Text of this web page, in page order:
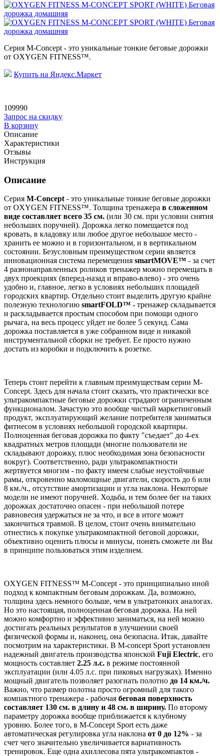
Серия M-Concept - это уникальные тонкие беговые дорожки
от OXYGEN FITNESS™.
Купить на Яндекс.Маркет
109990
Запрос на скидку
В корзину
Описание
Характеристики
Отзывы
Инструкция
Описание
Серия M-Concept - это уникальные тонкие беговые дорожки
от OXYGEN FITNESS™. Толщина тренажера в сложенном
виде составляет всего 35 см. (или 30 см. при условии снятия
небольших поручней). Дорожка легко помещается под
кровать, в кладовку или любое другое небольшое место -
хранить ее можно и в горизонтальном, и в вертикальном
состоянии. Безусловным преимуществом серии является
инновационная система перемещения smartMOVE™ - за счет
4 разнонаправленных роликов тренажер можно перемещать в
двух проекциях (вперед-назад и вправо-влево) - это очень
удобно и, главное, легко в условиях небольших площадей
городских квартир. Отдельно стоит выделить другую крайне
полезную технологию smartFOLD™ - тренажер складывается
и раскладывается простым способом при помощи одного
рычага, на весь процесс уйдет не более 5 секунд. Сама
дорожка поставляется в уже собранном виде и никакой
инструментальной сборки не требует. Ее просто нужно
достать из коробки и подключить к розетке.
Теперь стоит перейти к главным преимуществам серии M-
Concept. Здесь для начала стоит сказать, что практически все
ультракомпактные беговые дорожки страдают ограниченным
функционалом. Зачастую это вообще чистый маркетинговый
продукт, эксплуатирующий желание потребителя заниматься
фитнесом в условиях небольшой городской квартиры.
Полноценная беговая дорожка по факту "съедает" до 4-ех
квадратных метров площади (многие пользователи не
складывают дорожку, плюс необходимая зона безопасности
вокруг). Соответственно, ради ультракомпактности
жертвуется многим - по факту имеем слабые неустойчивые
рамы, откровенно маломощные двигатели, скорость до 6 или
8 км./ч., отсутствие амортизации и угла наклона. Некоторые
модели не имеют поручней. Ходьба, и тем более бег на таких
дорожках достаточно опасен - при небольшой потере
равновесия удержаться не за что, и все в итоге может
закончиться травмой. В целом, стоит очень внимательно
отнестись к покупке ультракомпактной беговой дорожки,
объективно оценить плюсы и минусы, понять сможете ли Вы
в принципе пользоваться этим изделием.
OXYGEN FITNESS™ M-Concept - это принципиально иной
подход к компактным беговым дорожкам. Да, возможно,
толщина здесь немного больше, чем в ультратонких аналогах.
Но это настоящая, полноценная беговая дорожка. На ней
можно комфортно и эффективно заниматься, на ней можно
достигать реальных результатов в улучшении своей
физической формы и, наконец, она безопасна. Итак, давайте
посмотрим на характеристики. В M-concept Sport установлен
надежный двигатель производства японской Fuji Electric, его
мощность составляет 2.25 л.с. в режиме постоянной
эксплуатации (или 4.05 л.с. при пиковых нагрузках). Именно
мощный двигатель позволяет разогнать полотно до 14 км./ч.
Важно, что размер полотна просто огромный для такого
компактного тренажера - рабочая беговая поверхность
составляет 130 см. в длину и 48 см. в ширину. По второму
параметру дорожка вообще приближается к клубному
уровню. Более того, в M-Concept Sport есть даже
автоматическая регулировка угла наклона от 0 до 12% - за
счет чего значительно увеличивается вариативность
тренировок. Еще одна ахиллесова пята ультракомпактов -